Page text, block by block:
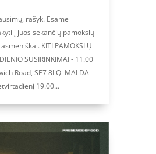
rašyk. Esame
į juos sekančių pamokslų
KITI PAMOKSLŲ
SUSIRINKIMAI - 11.00
Road, SE7 8LQ MALDA -
19.00...